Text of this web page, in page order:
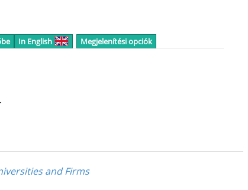
In English Megjelenítési opciók
and Firms